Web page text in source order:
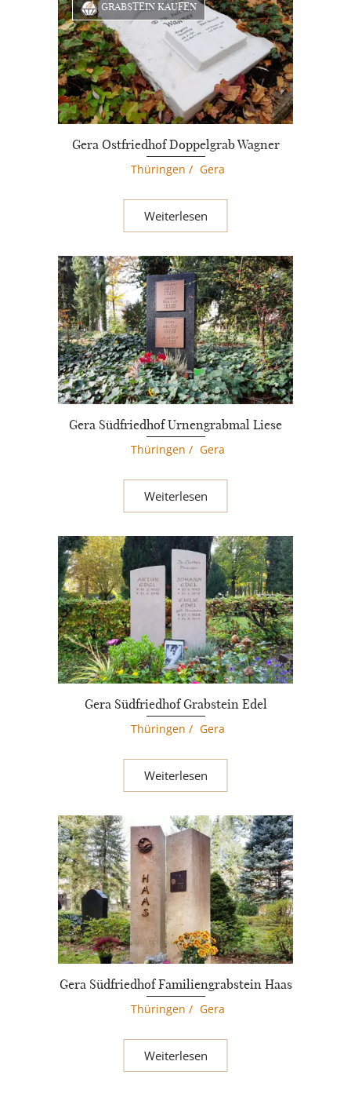
GRABSTEIN KAUFEN
Gera Ostfriedhof Doppelgrab Wagner
Thüringen / Gera
Weiterlesen
Gera Südfriedhof Urnengrabmal Liese
Thüringen / Gera
Weiterlesen
Gera Südfriedhof Grabstein Edel
Thüringen / Gera
Weiterlesen
Gera Südfriedhof Familiengrabstein Haas
Thüringen / Gera
Weiterlesen